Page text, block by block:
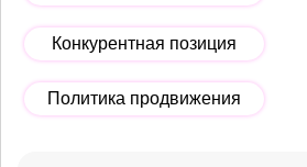
Конкурентная позиция
Политика продвижения